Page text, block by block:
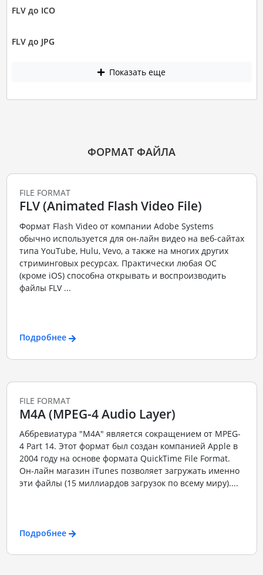
FLV до ICO
FLV до JPG
Показать еще
ФОРМАТ ФАЙЛА
FILE FORMAT
FLV (Animated Flash Video File)
Формат Flash Video от компании Adobe Systems
обычно используется для он-лайн видео на веб-сайтах
типа YouTube, Hulu, Vevo, а также на многих других
стриминговых ресурсах. Практически любая ОС
(кроме iOS) способна открывать и воспроизводить
файлы FLV ...
Подробнее
FILE FORMAT
M4A (MPEG-4 Audio Layer)
Аббревиатура "M4A" является сокращением от MPEG-
4 Part 14. Этот формат был создан компанией Apple в
2004 году на основе формата QuickTime File Format.
Он-лайн магазин iTunes позволяет загружать именно
эти файлы (15 миллиардов загрузок по всему миру)....
Подробнее